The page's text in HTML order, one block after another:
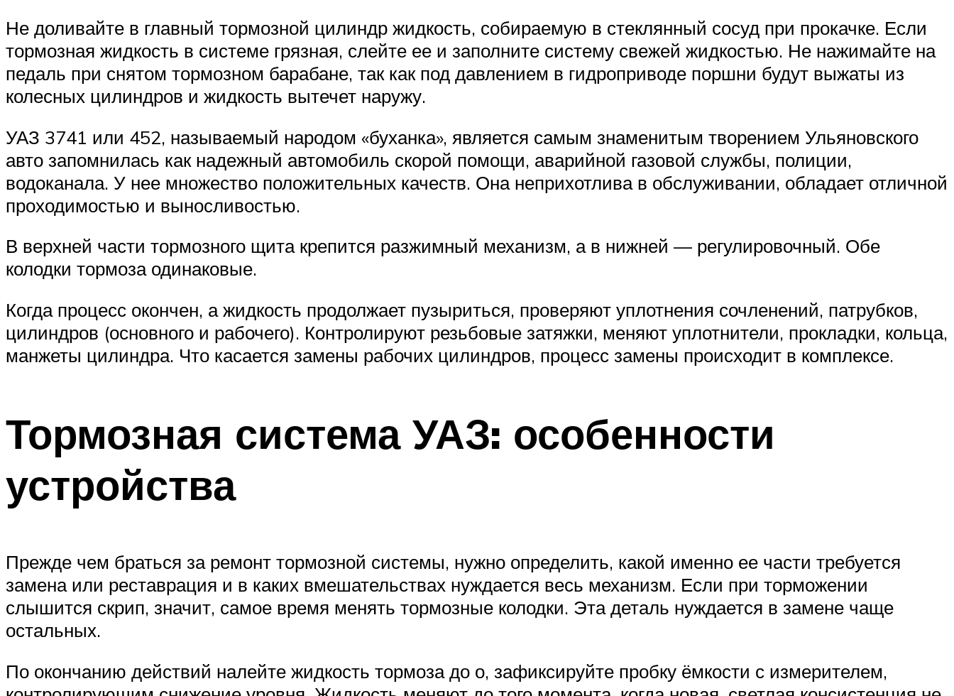
Не доливайте в главный тормозной цилиндр жидкость, собираемую в стеклянный сосуд при прокачке. Если
тормозная жидкость в системе грязная, слейте ее и заполните систему свежей жидкостью. Не нажимайте на
педаль при снятом тормозном барабане, так как под давлением в гидроприводе поршни будут выжаты из
колесных цилиндров и жидкость вытечет наружу.
УАЗ 3741 или 452, называемый народом «буханка», является самым знаменитым творением Ульяновского
авто запомнилась как надежный автомобиль скорой помощи, аварийной газовой службы, полиции,
водоканала. У нее множество положительных качеств. Она неприхотлива в обслуживании, обладает отличной
проходимостью и выносливостью.
В верхней части тормозного щита крепится разжимный механизм, а в нижней — регулировочный. Обе
колодки тормоза одинаковые.
Когда процесс окончен, а жидкость продолжает пузыриться, проверяют уплотнения сочленений, патрубков,
цилиндров (основного и рабочего). Контролируют резьбовые затяжки, меняют уплотнители, прокладки, кольца,
манжеты цилиндра. Что касается замены рабочих цилиндров, процесс замены происходит в комплексе.
Тормозная система УАЗ: особенности
устройства
Прежде чем браться за ремонт тормозной системы, нужно определить, какой именно ее части требуется
замена или реставрация и в каких вмешательствах нуждается весь механизм. Если при торможении
слышится скрип, значит, самое время менять тормозные колодки. Эта деталь нуждается в замене чаще
остальных.
По окончанию действий налейте жидкость тормоза до о, зафиксируйте пробку ёмкости с измерителем,